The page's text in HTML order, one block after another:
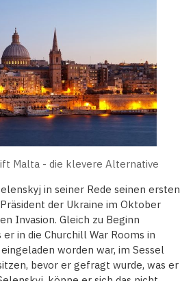
Malta - die klevere Alternative
in seiner Rede seinen ersten
der Ukraine im Oktober
Invasion. Gleich zu Beginn
in die Churchill War Rooms in
worden war, im Sessel
bevor er gefragt wurde, was er